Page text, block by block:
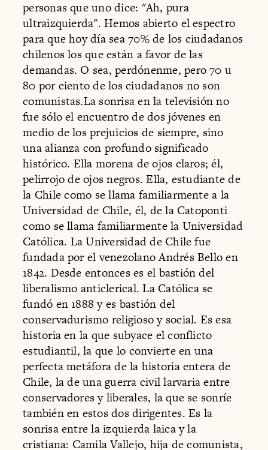
personas que uno dice: "Ah, pura
ultraizquierda". Hemos abierto el espectro
para que hoy día sea 70% de los ciudadanos
chilenos los que están a favor de las
demandas. O sea, perdónenme, pero 70 u
80 por ciento de los ciudadanos no son
comunistas.La sonrisa en la televisión no
fue sólo el encuentro de dos jóvenes en
medio de los prejuicios de siempre, sino
una alianza con profundo significado
histórico. Ella morena de ojos claros; él,
pelirrojo de ojos negros. Ella, estudiante de
la Chile como se llama familiarmente a la
Universidad de Chile, él, de la Catoponti
como se llama familiarmente la Universidad
Católica. La Universidad de Chile fue
fundada por el venezolano Andrés Bello en
1842. Desde entonces es el bastión del
liberalismo anticlerical. La Católica se
fundó en 1888 y es bastión del
conservadurismo religioso y social. Es esa
historia en la que subyace el conflicto
estudiantil, la que lo convierte en una
perfecta metáfora de la historia entera de
Chile, la de una guerra civil larvaria entre
conservadores y liberales, la que se sonríe
también en estos dos dirigentes. Es la
sonrisa entre la izquierda laica y la
cristiana: Camila Vallejo, hija de comunista,